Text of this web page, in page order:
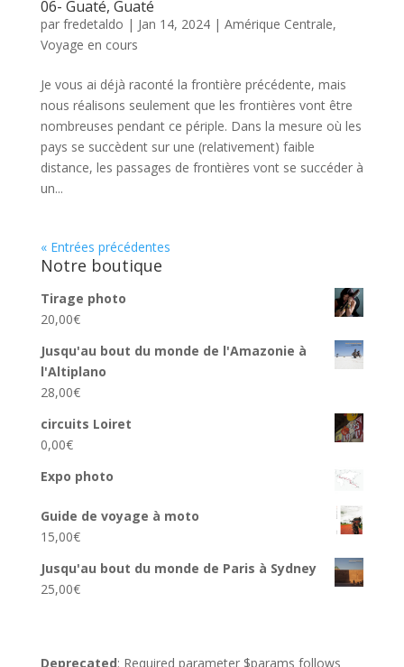
06- Guaté, Guaté
par fredetaldo | Jan 14, 2024| Amérique Centrale,
Voyage en cours
Je vous ai déjà raconté la frontière précédente, mais
nous réalisons seulement que les frontières vont être
nombreuses pendant ce périple. Dans la mesure où les
pays se succèdent sur une (relativement) faible
distance, les passages de frontières vont se succéder à
un...
« Entrées précédentes
Notre boutique
Tirage photo
20,00€
Jusqu'au bout du monde de l'Amazonie à
l'Altiplano
28,00€
circuits Loiret
0,00€
Expo photo
Guide de voyage à moto
15,00€
Jusqu'au bout du monde de Paris à Sydney
25,00€
Deprecated: Required parameter $params follows